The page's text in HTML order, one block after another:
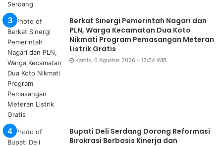
Berkat Sinergi Pemerintah Nagari dan
PLN, Warga Kecamatan Dua Koto
Nikmati Program Pemasangan Meteran
Listrik Gratis
Kamis, 6 Agustus 2026 - 12:54 WIB
Bupati Deli Serdang Dorong Reformasi
Birokrasi Berbasis Kinerja dan